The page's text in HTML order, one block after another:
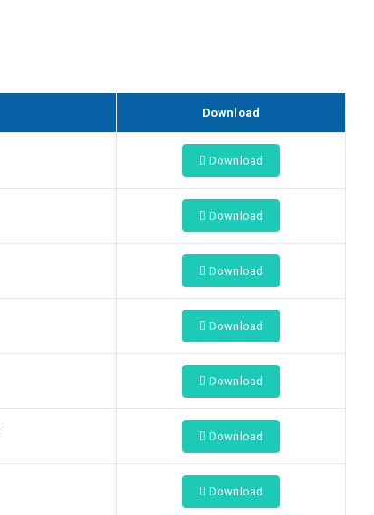
Download
Download
Download
Download
Download
Download
Download
Download